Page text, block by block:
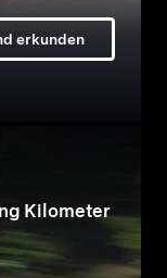
erkunden
Kilometer